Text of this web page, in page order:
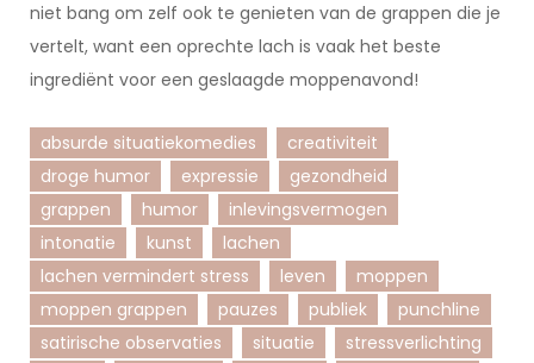
niet bang om zelf ook te genieten van de grappen die je
vertelt, want een oprechte lach is vaak het beste
ingrediënt voor een geslaagde moppenavond!
absurde situatiekomedies
creativiteit
droge humor
expressie
gezondheid
grappen
humor
inlevingsvermogen
intonatie
kunst
lachen
lachen vermindert stress
leven
moppen
moppen grappen
pauzes publiek
punchline
satirische observaties
situatie
stressverlichting